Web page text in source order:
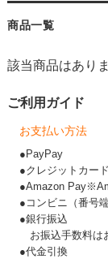
商品一覧
該当商品はあり
ご利用ガイド
お支払い方法
●PayPay
●クレジットカー
●Amazon
●コンビニ（番号
●銀行振込
お振込手数料は
●代金引換